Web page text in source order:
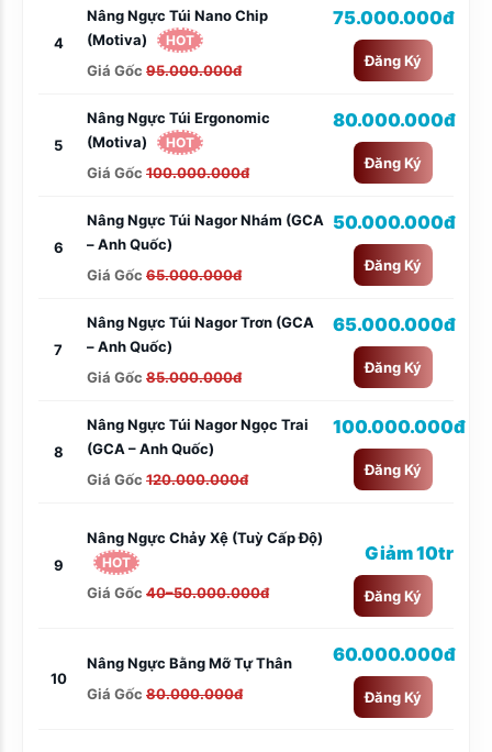
4
Nâng Ngực Túi Nano Chip
(Motiva)
HOT
Giá Gốc 95.000.000đ
75.000.000đ
Đăng Ký
5
Nâng Ngực Túi Ergonomic
(Motiva)
HOT
Giá Gốc 100.000.000đ
80.000.000đ
Đăng Ký
6
Nâng Ngực Túi Nagor Nhám (GCA
– Anh Quốc)
Giá Gốc 65.000.000đ
50.000.000đ
Đăng Ký
7
Nâng Ngực Túi Nagor Trơn (GCA
– Anh Quốc)
Giá Gốc 85.000.000đ
65.000.000đ
Đăng Ký
8
Nâng Ngực Túi Nagor Ngọc Trai
(GCA – Anh Quốc)
Giá Gốc 120.000.000đ
100.000.000đ
Đăng Ký
9
Nâng Ngực Chảy Xệ (tuỳ Cấp Độ)
HOT
Giá Gốc 40–50.000.000đ
Giảm 10tr
Đăng Ký
10
Nâng Ngực Bằng Mỡ Tự Thân
Giá Gốc 80.000.000đ
60.000.000đ
Đăng Ký